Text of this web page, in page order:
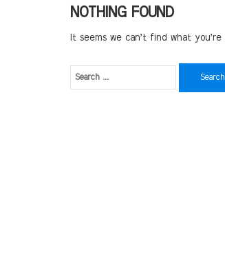
NOTHING FOUND
It seems we can’t find what